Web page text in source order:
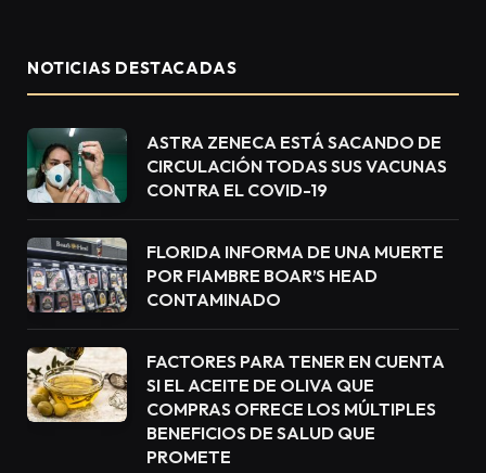
NOTICIAS DESTACADAS
ASTRA ZENECA ESTÁ SACANDO DE
CIRCULACIÓN TODAS SUS VACUNAS
CONTRA EL COVID-19
FLORIDA INFORMA DE UNA MUERTE
POR FIAMBRE BOAR’S HEAD
CONTAMINADO
FACTORES PARA TENER EN CUENTA
SI EL ACEITE DE OLIVA QUE
COMPRAS OFRECE LOS MÚLTIPLES
BENEFICIOS DE SALUD QUE
PROMETE